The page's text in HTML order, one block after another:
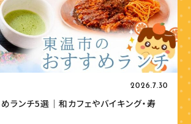
2026.7.30
ランチ5選｜和カフェやバイキング・寿